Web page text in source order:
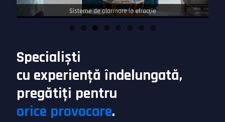
Sisteme de alarmare la efracţie
Specialiști
cu experienţă îndelungată,
pregătiţi pentru
orice provocare.